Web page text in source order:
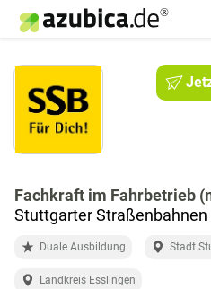
Fachkraft im Fahrbetrieb
Stuttgarter Straßenbahnen
Duale Ausbildung Stadt
Landkreis Esslingen